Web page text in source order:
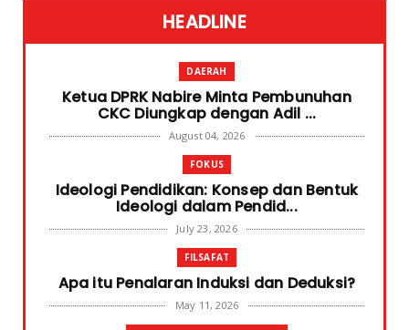
HEADLINE
DAERAH
Ketua DPRK Nabire Minta Pembunuhan
CKC Diungkap dengan Adil ...
August 04, 2026
FOKUS
Ideologi Pendidikan: Konsep dan Bentuk
Ideologi dalam Pendid...
July 23, 2026
FILSAFAT
Apa itu Penalaran Induksi dan Deduksi?
May 11, 2026